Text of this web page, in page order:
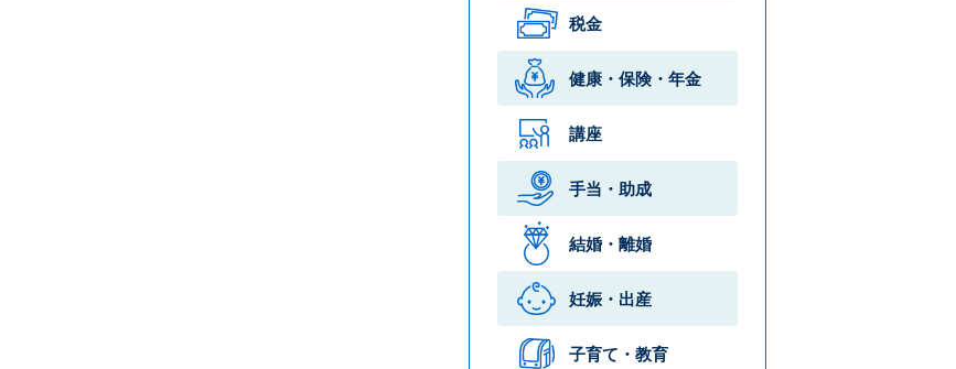
税金
健康・保険・ 年金
講座
手当・助成
結婚・離婚
妊娠・出産
子育て・教育